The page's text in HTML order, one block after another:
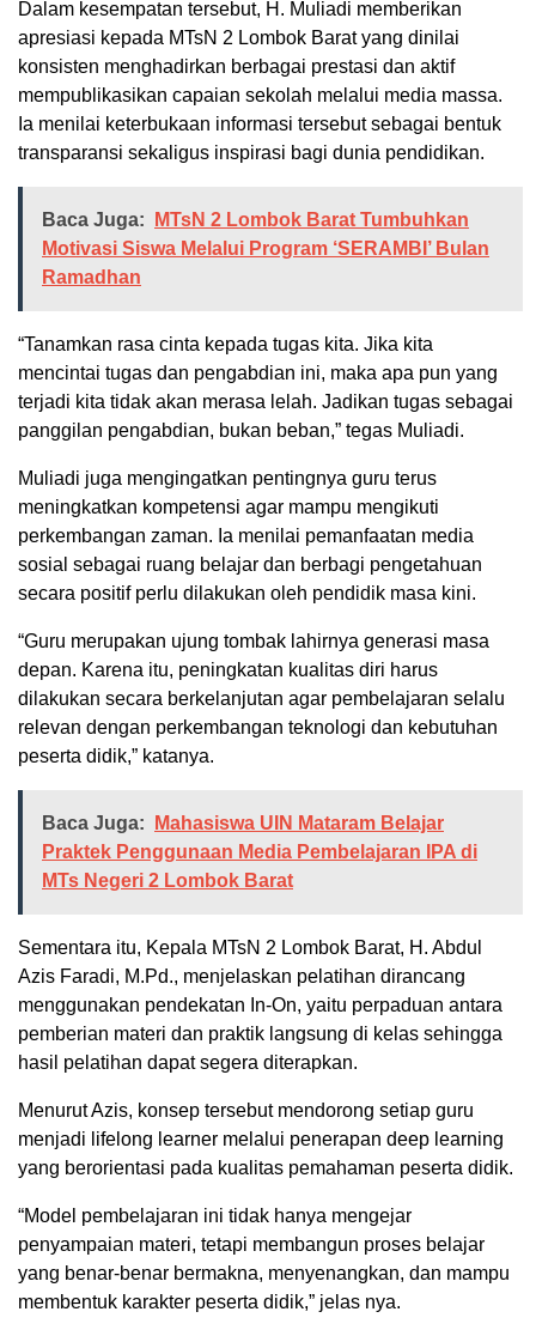
Dalam kesempatan tersebut, H. Muliadi memberikan
apresiasi kepada MTsN 2 Lombok Barat yang dinilai
konsisten menghadirkan berbagai prestasi dan aktif
mempublikasikan capaian sekolah melalui media massa.
Ia menilai keterbukaan informasi tersebut sebagai bentuk
transparansi sekaligus inspirasi bagi dunia pendidikan.
Baca Juga:
MTsN 2 Lombok Barat Tumbuhkan
Motivasi Siswa Melalui Program ‘SERAMBI’ Bulan
Ramadhan
“Tanamkan rasa cinta kepada tugas kita. Jika kita
mencintai tugas dan pengabdian ini, maka apa pun yang
terjadi kita tidak akan merasa lelah. Jadikan tugas sebagai
panggilan pengabdian, bukan beban,” tegas Muliadi.
Muliadi juga mengingatkan pentingnya guru terus
meningkatkan kompetensi agar mampu mengikuti
perkembangan zaman. Ia menilai pemanfaatan media
sosial sebagai ruang belajar dan berbagi pengetahuan
secara positif perlu dilakukan oleh pendidik masa kini.
“Guru merupakan ujung tombak lahirnya generasi masa
depan. Karena itu, peningkatan kualitas diri harus
dilakukan secara berkelanjutan agar pembelajaran selalu
relevan dengan perkembangan teknologi dan kebutuhan
peserta didik,” katanya.
Baca Juga:
Mahasiswa UIN Mataram Belajar
Praktek Penggunaan Media Pembelajaran IPA di
MTs Negeri 2 Lombok Barat
Sementara itu, Kepala MTsN 2 Lombok Barat, H. Abdul
Azis Faradi, M.Pd., menjelaskan pelatihan dirancang
menggunakan pendekatan In-On, yaitu perpaduan antara
pemberian materi dan praktik langsung di kelas sehingga
hasil pelatihan dapat segera diterapkan.
Menurut Azis, konsep tersebut mendorong setiap guru
menjadi lifelong learner melalui penerapan deep learning
yang berorientasi pada kualitas pemahaman peserta didik.
“Model pembelajaran ini tidak hanya mengejar
penyampaian materi, tetapi membangun proses belajar
yang benar-benar bermakna, menyenangkan, dan mampu
membentuk karakter peserta didik,” jelas nya.